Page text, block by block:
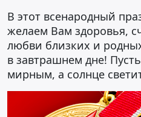
В этот всенародный
желаем Вам здоровья,
любви близких и
в завтрашнем дне!
мирным, а солнце